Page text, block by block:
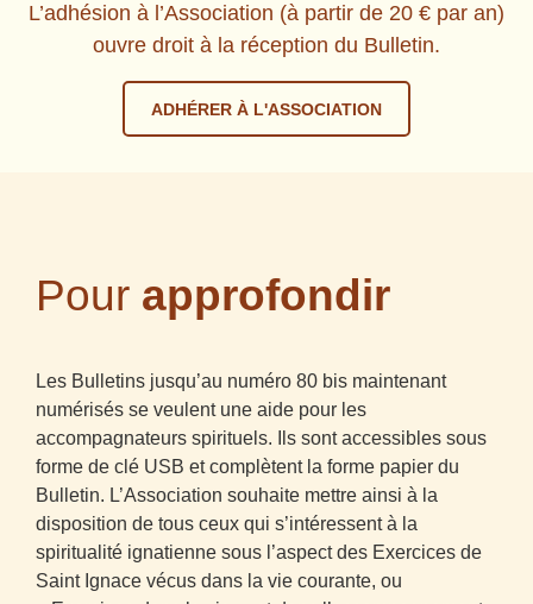
L’adhésion à l’Association (à partir de 20 € par an)
ouvre droit à la réception du Bulletin.
ADHÉRER À L'ASSOCIATION
Pour approfondir
Les Bulletins jusqu’au numéro 80 bis maintenant
numérisés se veulent une aide pour les
accompagnateurs spirituels. Ils sont accessibles sous
forme de clé USB et complètent la forme papier du
Bulletin. L’Association souhaite mettre ainsi à la
disposition de tous ceux qui s’intéressent à la
spiritualité ignatienne sous l’aspect des Exercices de
Saint Ignace vécus dans la vie courante, ou